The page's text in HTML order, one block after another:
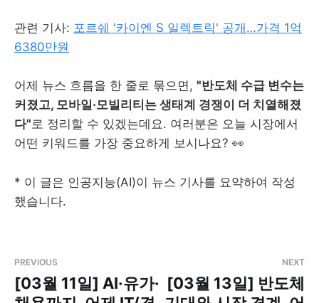
관련 기사: 포르쉐 '카이엔 S 일렉트릭' 공개…가격 1억
6380만원
어제 뉴스 흐름을 한 줄로 묶으면, "반도체 수급 변수는
커졌고, 모바일·모빌리티는 생태계 경쟁이 더 치열해졌
다"로 정리할 수 있겠는데요. 여러분은 오늘 시장에서
어떤 키워드를 가장 중요하게 보시나요? 👀
* 이 글은 인공지능(AI)이 뉴스 기사를 요약하여 작성
했습니다.
PREVIOUS
[03월 11일] AI·유가·
NEXT
[03월 13일] 반도체